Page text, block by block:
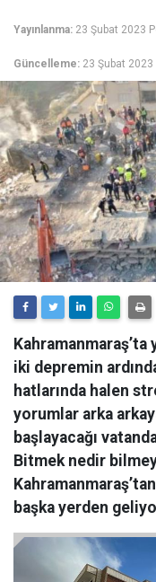
Yayınlanma: 23 Şubat 2023
Güncelleme: 23 Şubat
iki depremin
hatlarında halen
yorumlar arka
başlayacağı
Bitmek nedir
başka yerden